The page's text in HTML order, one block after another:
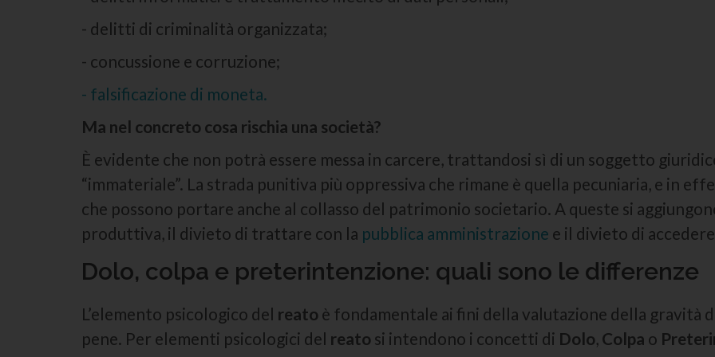
- delitti di criminalità organizzata;
- concussione e corruzione;
- falsificazione di moneta.
Ma nel concreto cosa rischia una società?
È evidente che non potrà essere messa in carcere, trattandosi sì di un soggetto
“immateriale”. La strada punitiva più oppressiva che rimane è quella pecuniaria, e in
che possono portare anche al collasso del patrimonio societario. A queste si
produttiva, il divieto di trattare con la pubblica amministrazione e il divieto di
Dolo, colpa e preterintenzione: quali sono le differenze
L’elemento psicologico del reato è fondamentale ai fini della valutazione della gravità
pene. Per elementi psicologici del reato si intendono i concetti di Dolo, Colpa o